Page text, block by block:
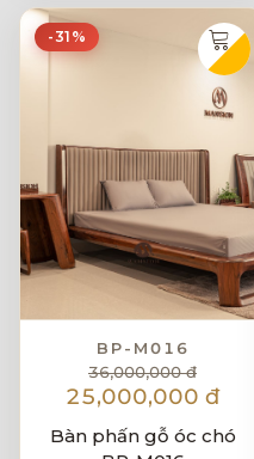
-31%
BP-M016
36,000,000 đ
25,000,000 đ
Bàn phấn gỗ óc chó